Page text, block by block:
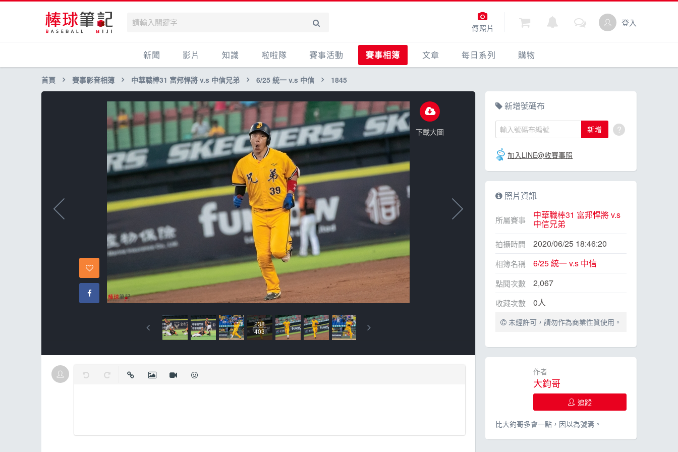
傳照片 登入
新聞 影片 知識 啦啦隊 賽事活動
賽事活動
賽事相簿 文章
產品活動
其他
主題
每日系列 購物
點數商城
首頁 賽事影音相簿 中華職棒31 富邦悍將 v.s 中信兄弟 6/25 統一 v.s 中信 1845
下載大圖
238
403
新增號碼布
新增 ?
加入LINE@收賽事照
照片資訊
所屬賽事 中華職棒31 富邦悍將 v.s
中信兄弟
拍攝時間 2020/06/25 18:46:20
相簿名稱 6/25 統一 v.s 中信
點閱次數 2,067
收藏次數 0人
未經許可，請勿作為商業性質使用。
作者
大鈞哥
追蹤
比大釣哥多會一點，因以為號焉。